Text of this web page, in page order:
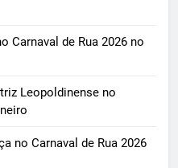
Carnaval de Rua 2026 no
Leopoldinense no
no Carnaval de Rua 2026